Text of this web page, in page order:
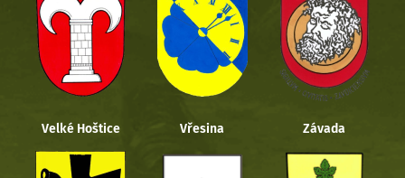
Velké Hoštice Vřesina Závada